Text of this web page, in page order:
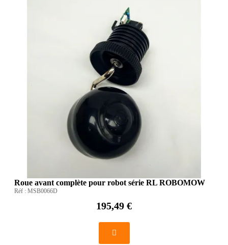
Roue avant complète pour robot série RL ROBOMOW
Réf : MSB0066D
195,49 €